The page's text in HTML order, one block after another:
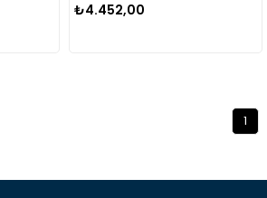
₺4.452,00
1